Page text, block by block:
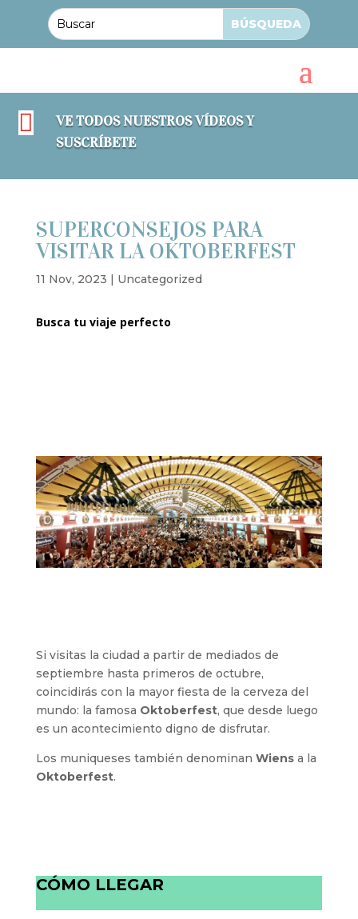

VE TODOS NUESTROS VÍDEOS Y
SUSCRÍBETE
SUPERCONSEJOS PARA
VISITAR LA OKTOBERFEST
11 Nov, 2023 | Uncategorized
Busca tu viaje perfecto
Si visitas la ciudad a partir de mediados de
septiembre hasta primeros de octubre,
coincidirás con la mayor fiesta de la cerveza del
mundo: la famosa Oktoberfest, que desde luego
es un acontecimiento digno de disfrutar.
Los muniqueses también denominan Wiens a la
Oktoberfest.
CÓMO LLEGAR